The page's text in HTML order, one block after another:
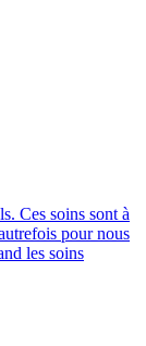
Ces soins sont à
pour nous
les soins